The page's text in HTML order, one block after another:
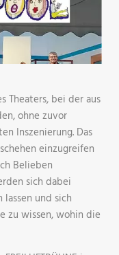
Theaters, bei der aus
ohne zuvor
Inszenierung. Das
einzugreifen
Belieben
sich dabei
und sich
zu wissen, wohin die